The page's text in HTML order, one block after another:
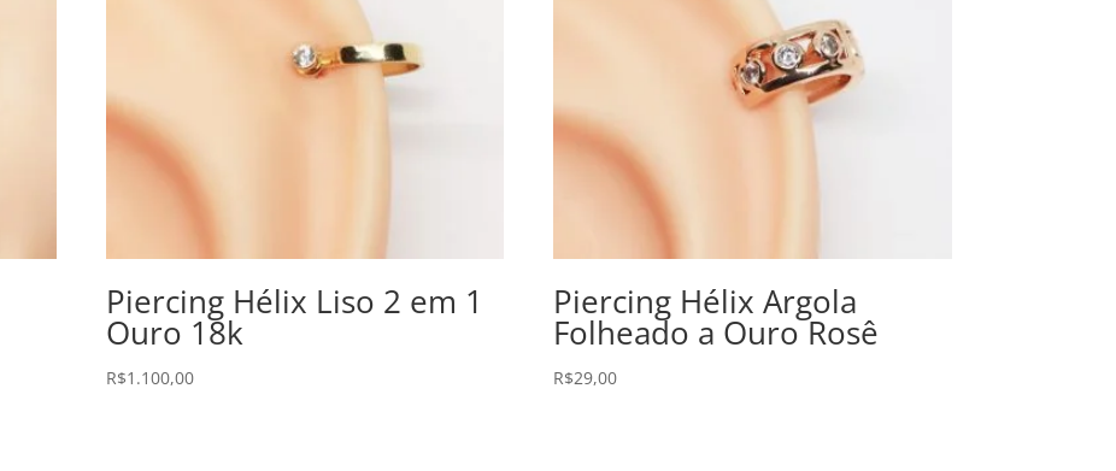
Piercing Hélix Liso 2 em 1
Ouro 18k
R$1.100,00
Piercing Hélix Argola
Folheado a Ouro Rosê
R$29,00